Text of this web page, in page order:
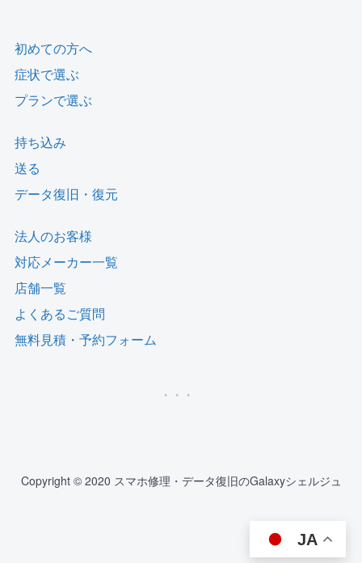
初めての方へ
症状で選ぶ
プランで選ぶ
持ち込み
送る
データ復旧・復元
法人のお客様
対応メーカー一覧
店舗一覧
よくあるご質問
無料見積・予約フォーム
Copyright © 2020 スマホ修理・データ復旧のGalaxyシェルジュ
JA